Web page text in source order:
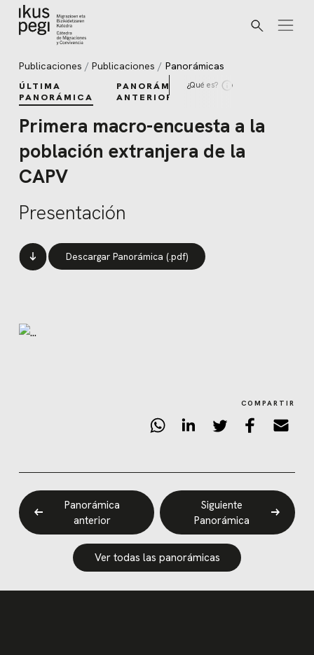
Ir directamente al contenido
Buscar
Publicaciones Publicaciones Panorámicas
ÚLTIMA
PANORÁMICA
PANORÁMICAS
ANTERIORES
¿Qué es?
Primera macro-encuesta a la
población extranjera de la
CAPV
Presentación
Descargar Panorámica (.pdf)
COMPARTIR
Panorámica
anterior
Siguiente
Panorámica
Ver todas las panorámicas